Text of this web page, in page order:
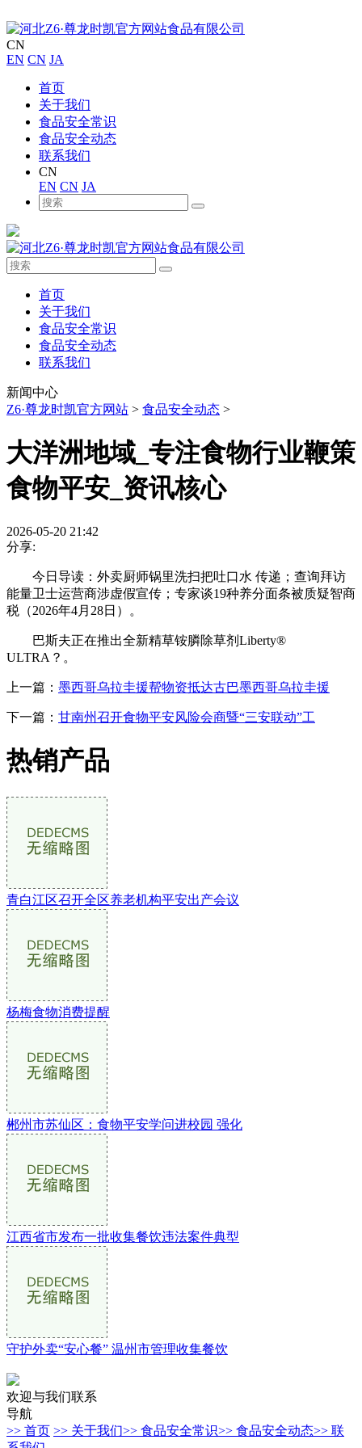
CN
EN CN JA
首页
关于我们
食品安全常识
食品安全动态
联系我们
CN
EN CN JA
首页
关于我们
食品安全常识
食品安全动态
联系我们
新闻中心
Z6·尊龙时凯官方网站 > 食品安全动态 >
大洋洲地域_专注食物行业鞭策
食物平安_资讯核心
2026-05-20 21:42
分享:
今日导读：外卖厨师锅里洗扫把吐口水 传递；查询拜访
能量卫士运营商涉虚假宣传；专家谈19种养分面条被质疑智商
税（2026年4月28日）。
巴斯夫正在推出全新精草铵膦除草剂Liberty®
ULTRA？。
上一篇： 墨西哥乌拉圭援帮物资抵达古巴墨西哥乌拉圭援
下一篇： 甘南州召开食物平安风险会商暨“三安联动”工
热销产品
青白江区召开全区养老机构平安出产会议
杨梅食物消费提醒
郴州市苏仙区：食物平安学问进校园 强化
江西省市发布一批收集餐饮违法案件典型
守护外卖“安心餐” 温州市管理收集餐饮
欢迎与我们联系
导航
>> 首页 >> 关于我们>> 食品安全常识>> 食品安全动态>> 联